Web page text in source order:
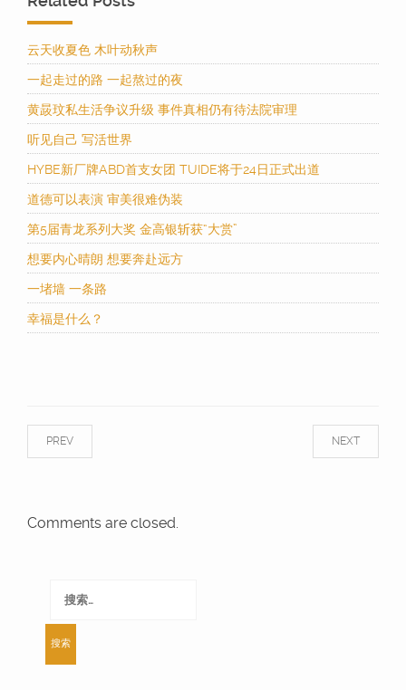
云天收夏色 木叶动秋声
一起走过的路 一起熬过的夜
黄晸玟私生活争议升级 事件真相仍有待法院审理
听见自己 写活世界
HYBE新厂牌ABD首支女团 TUIDE将于24日正式出道
道德可以表演 审美很难伪装
第5届青龙系列大奖 金高银斩获“大赏”
想要内心晴朗 想要奔赴远方
一堵墙 一条路
幸福是什么？
NEXT
PREV
Comments are closed.
索：